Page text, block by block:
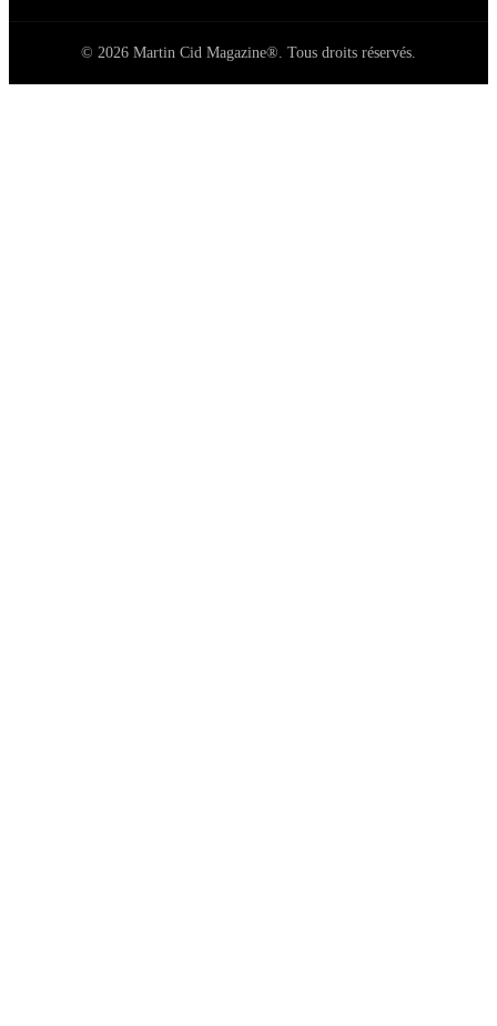
© 2026 Martin Cid Magazine®. Tous droits réservés.